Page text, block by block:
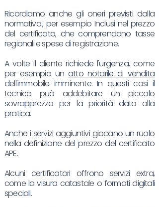
Ricordiamo anche gli oneri previsti dalla
normativa:, per esempio Inclusi nel prezzo
del certificato, che comprendono tasse
regionali e spese di registrazione.
A volte il cliente richiede l'urgenza, come
per esempio unatto notarile di vendita
dell'immobile imminente. In questi casi il
tecnico può addebitare un piccolo
sovrapprezzo per la priorità data alla
pratica.
Anche i servizi aggiuntivi giocano un ruolo
nella definizione del prezzo del certificato
APE.
Alcuni certificatori offrono servizi extra,
come la visura catastale o formati digitali
speciali.